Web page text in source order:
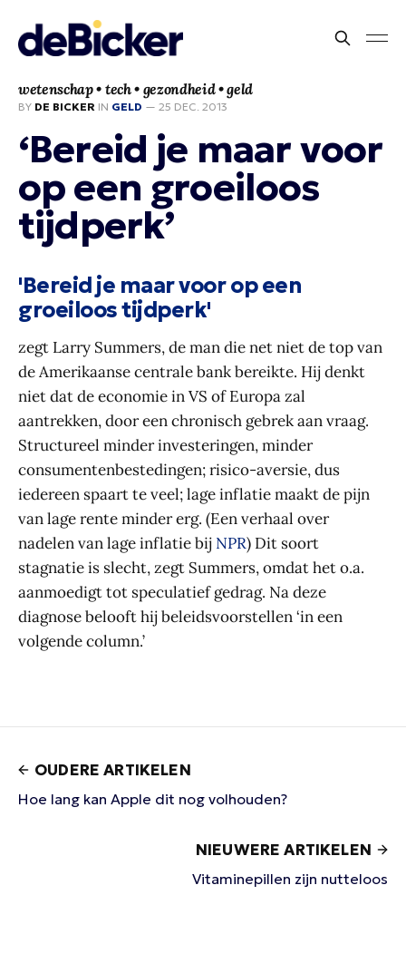
wetenschap • tech • gezondheid • geld
BY DE BICKER IN GELD — 25 DEC. 2013
‘Bereid je maar voor
op een groeiloos
tijdperk’
'Bereid je maar voor op een
groeiloos tijdperk'
zegt Larry Summers, de man die net niet de top van
de Amerikaanse centrale bank bereikte. Hij denkt
niet dat de economie in VS of Europa zal
aantrekken, door een chronisch gebrek aan vraag.
Structureel minder investeringen, minder
consumentenbestedingen; risico-aversie, dus
iedereen spaart te veel; lage inflatie maakt de pijn
van lage rente minder erg. (Een verhaal over
nadelen van lage inflatie bij NPR) Dit soort
stagnatie is slecht, zegt Summers, omdat het o.a.
aanmoedigt tot speculatief gedrag. Na deze
diagnose belooft hij beleidsvoorstellen ‘in een
volgende column.’
OUDERE ARTIKELEN
Hoe lang kan Apple dit nog volhouden?
NIEUWERE ARTIKELEN
Vitaminepillen zijn nutteloos